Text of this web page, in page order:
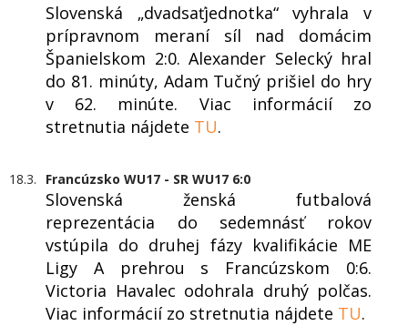
Slovenská „dvadsaťjednotka“ vyhrala v
prípravnom meraní síl nad domácim
Španielskom 2:0. Alexander Selecký hral
do 81. minúty, Adam Tučný prišiel do hry
v 62. minúte. Viac informácií zo
stretnutia nájdete TU.
18.3. Francúzsko WU17 - SR WU17 6:0
Slovenská ženská futbalová
reprezentácia do sedemnásť rokov
vstúpila do druhej fázy kvalifikácie ME
Ligy A prehrou s Francúzskom 0:6.
Victoria Havalec odohrala druhý polčas.
Viac informácií zo stretnutia nájdete TU.